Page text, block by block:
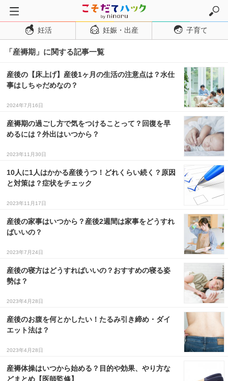
トップページ
妊活
妊娠・出産
妊娠超初期
妊娠初期
妊娠中期
妊娠後期
出産
子育て・育児
２歳児
妊活 妊娠・出産 子育て
「産褥期」に関する記事一覧
産後の【床上げ】産後1ヶ月の生活の注意点は？水仕
事はしちゃだめなの？
2024年7月16日
産褥期の過ごし方で気をつけることって？回復を早
めるには？外出はいつから？
2023年11月30日
10人に1人はかかる産後うつ！どれくらい続く？原因
と対策は？症状をチェック
2023年11月17日
産後の家事はいつから？産後2週間は家事をどうすれ
ばいいの？
2023年7月24日
産後の寝方はどうすればいいの？おすすめの寝る姿
勢は？
2023年4月28日
産後のお腹を何とかしたい！たるみ引き締め・ダイ
エット法は？
2023年4月28日
産褥体操はいつから始める？目的や効果、やり方な
どまとめ【医師監修】